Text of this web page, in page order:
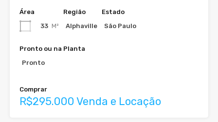
Área
33 M²
Região
Alphaville
Estado
São Paulo
Pronto ou na Planta
Pronto
Comprar
R$295.000 Venda e Locação